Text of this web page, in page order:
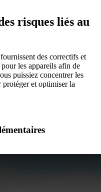
risques liés au
des correctifs et
les appareils afin de
puissiez concentrer les
protéger et optimiser la